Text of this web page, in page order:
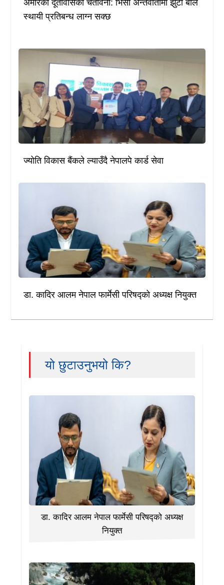
अमेरिकी दूतावासको चेतावनी: भिसा अन्तर्वार्तामा झुटो बोले
स्थायी प्रतिबन्ध लाग्न सक्छ
ज्योति विकास बैंकले ल्याउँदै नेपालपे कार्ड सेवा
डा. कादिर आलम नेपाल फार्मेसी परिषद्को अध्यक्ष नियुक्त
यो छुटाउनुभयो कि?
डा. कादिर आलम नेपाल फार्मेसी परिषद्को अध्यक्ष
नियुक्त